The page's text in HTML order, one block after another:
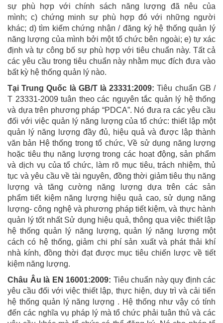
sự phù hợp với chính sách năng lượng đã nêu của
mình; c) chứng minh sự phù hợp đó với những người
khác; d) tìm kiếm chứng nhận / đăng ký hệ thống quản lý
năng lượng của mình bởi một tổ chức bên ngoài; e) tự xác
định và tự công bố sự phù hợp với tiêu chuẩn này. Tất cả
các yêu cầu trong tiêu chuẩn này nhằm mục đích đưa vào
bất kỳ hệ thống quản lý nào.
Tại Trung Quốc là GB/T là 23331:2009:Tiêu chuẩn GB /
T 23331-2009 tuân theo các nguyên tắc quản lý hệ thống
và dựa trên phương pháp “PDCA”. Nó đưa ra các yêu cầu
đối với việc quản lý năng lượng của tổ chức: thiết lập một
quản lý năng lượng đầy đủ, hiệu quả và được lập thành
văn bản Hệ thống trong tổ chức, Về sử dụng năng lượng
hoặc tiêu thụ năng lượng trong các hoạt động, sản phẩm
và dịch vụ của tổ chức, làm rõ mục tiêu, trách nhiệm, thủ
tục và yêu cầu về tài nguyên, đồng thời giảm tiêu thụ năng
lượng và tăng cường năng lượng dựa trên các sản
phẩm tiết kiệm năng lượng hiệu quả cao, sử dụng năng
lượng- công nghệ và phương pháp tiết kiệm, và thực hành
quản lý tốt nhất Sử dụng hiệu quả, thông qua việc thiết lập
hệ thống quản lý năng lượng, quản lý năng lượng một
cách có hệ thống, giảm chi phí sản xuất và phát thải khí
nhà kính, đồng thời đạt được mục tiêu chiến lược về tiết
kiệm năng lượng.
Châu Âu là EN 16001:2009: Tiêu chuẩn này quy định các
yêu cầu đối với việc thiết lập, thực hiện, duy trì và cải tiến
hệ thống quản lý năng lượng . Hệ thống như vậy có tính
đến các nghĩa vụ pháp lý mà tổ chức phải tuân thủ và các